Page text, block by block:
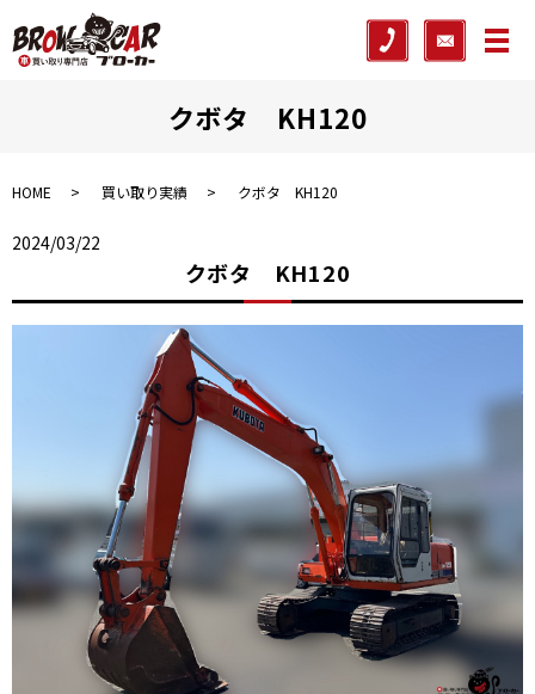
メ
クボタ KH120
HOME 買い取り実績 クボタ KH120
2024/03/22
クボタ KH120